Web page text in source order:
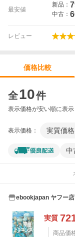
最安値
新品：
中古：
レビュー
価格比較
全10件
表示価格が安い順に表
表示価格： 実質価格
中
ebookjapan ヤフー店
実質
商品価